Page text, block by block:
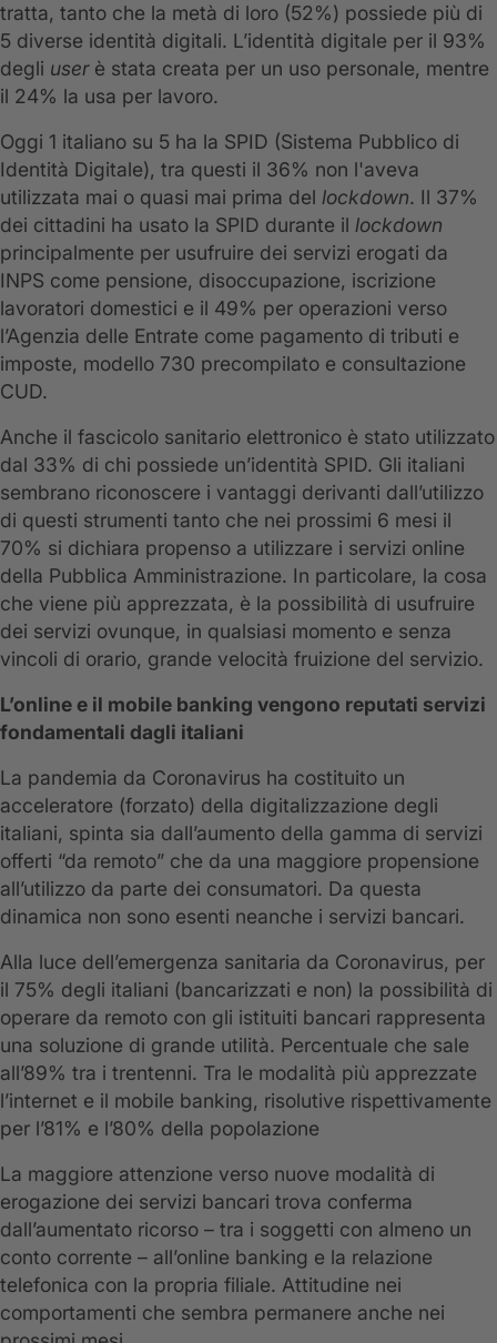
tratta, tanto che la metà di loro (52%) possiede più di
5 diverse identità digitali. L’identità digitale per il 93%
degli userè stata creata per un uso personale, mentre
il 24% la usa per lavoro.
Oggi 1 italiano su 5 ha la SPID (Sistema Pubblico di
Identità Digitale), tra questi il 36% non l'aveva
utilizzata mai o quasi mai prima del lockdown. Il 37%
dei cittadini ha usato la SPID durante il lockdown
principalmente per usufruire dei servizi erogati da
INPS come pensione, disoccupazione, iscrizione
lavoratori domestici e il 49% per operazioni verso
l’Agenzia delle Entrate come pagamento di tributi e
imposte, modello 730 precompilato e consultazione
CUD.
Anche il fascicolo sanitario elettronico è stato utilizzato
dal 33% di chi possiede un’identità SPID. Gli italiani
sembrano riconoscere i vantaggi derivanti dall’utilizzo
di questi strumenti tanto che nei prossimi 6 mesi il
70% si dichiara propenso a utilizzare i servizi online
della Pubblica Amministrazione. In particolare, la cosa
che viene più apprezzata, è la possibilità di usufruire
dei servizi ovunque, in qualsiasi momento e senza
vincoli di orario, grande velocità fruizione del servizio.
L’online e il mobile banking vengono reputati servizi
fondamentali dagli italiani
La pandemia da Coronavirus ha costituito un
acceleratore (forzato) della digitalizzazione degli
italiani, spinta sia dall’aumento della gamma di servizi
offerti “da remoto” che da una maggiore propensione
all’utilizzo da parte dei consumatori. Da questa
dinamica non sono esenti neanche i servizi bancari.
Alla luce dell’emergenza sanitaria da Coronavirus, per
il 75% degli italiani (bancarizzati e non) la possibilità di
operare da remoto con gli istituiti bancari rappresenta
una soluzione di grande utilità. Percentuale che sale
all’89% tra i trentenni. Tra le modalità più apprezzate
l’internet e il mobile banking, risolutive rispettivamente
per l’81% e l’80% della popolazione
La maggiore attenzione verso nuove modalità di
erogazione dei servizi bancari trova conferma
dall’aumentato ricorso – tra i soggetti con almeno un
conto corrente – all’online banking e la relazione
telefonica con la propria filiale. Attitudine nei
comportamenti che sembra permanere anche nei